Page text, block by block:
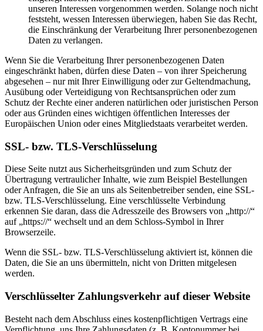
unseren Interessen vorgenommen werden. Solange noch nicht
feststeht, wessen Interessen überwiegen, haben Sie das Recht,
die Einschränkung der Verarbeitung Ihrer personenbezogenen
Daten zu verlangen.
Wenn Sie die Verarbeitung Ihrer personenbezogenen Daten
eingeschränkt haben, dürfen diese Daten – von ihrer Speicherung
abgesehen – nur mit Ihrer Einwilligung oder zur Geltendmachung,
Ausübung oder Verteidigung von Rechtsansprüchen oder zum
Schutz der Rechte einer anderen natürlichen oder juristischen Person
oder aus Gründen eines wichtigen öffentlichen Interesses der
Europäischen Union oder eines Mitgliedstaats verarbeitet werden.
SSL- bzw. TLS-Verschlüsselung
Diese Seite nutzt aus Sicherheitsgründen und zum Schutz der
Übertragung vertraulicher Inhalte, wie zum Beispiel Bestellungen
oder Anfragen, die Sie an uns als Seitenbetreiber senden, eine SSL-
bzw. TLS-Verschlüsselung. Eine verschlüsselte Verbindung
erkennen Sie daran, dass die Adresszeile des Browsers von „http://“
auf „https://“ wechselt und an dem Schloss-Symbol in Ihrer
Browserzeile.
Wenn die SSL- bzw. TLS-Verschlüsselung aktiviert ist, können die
Daten, die Sie an uns übermitteln, nicht von Dritten mitgelesen
werden.
Verschlüsselter Zahlungsverkehr auf dieser Website
Besteht nach dem Abschluss eines kostenpflichtigen Vertrags eine